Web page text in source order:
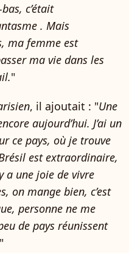
c’était
. Mais
ma femme est
ma vie dans les
"
, il ajoutait : "Une
aujourd’hui. J’ai un
ce pays, où je trouve
est extraordinaire,
a une joie de vivre
on mange bien, c’est
personne ne me
de pays réunissent
"